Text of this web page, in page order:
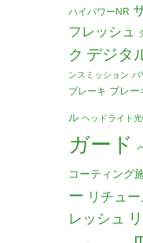
ハイパワーNR
フレッシュ
ク デジタ
ンスミッション パ
ブレーキ ブレー
ル ヘッドライト
ガード
コーティング
ー リチュ
レッシュ